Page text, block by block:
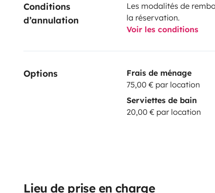
Conditions
d’annulation
Les modalités de
la réservation.
Voir les conditions
Options
Frais de ménage
75,00 € par location
Serviettes de bain
20,00 € par location
Lieu de prise en charge